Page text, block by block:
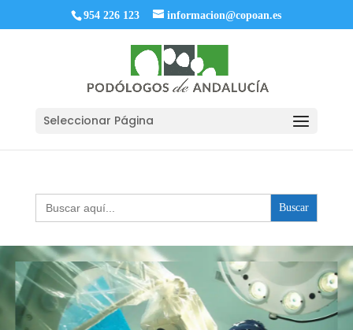
954 226 123 informacion@copoan.es
Seleccionar Página
Buscar: